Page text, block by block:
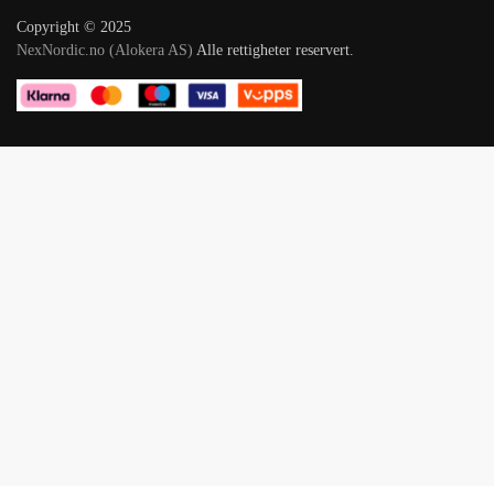
Copyright © 2025
NexNordic.no (Alokera AS) Alle rettigheter reservert.